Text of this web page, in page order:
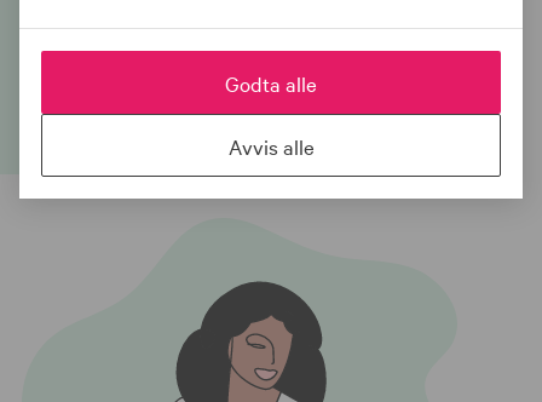
Godta alle
Avvis alle